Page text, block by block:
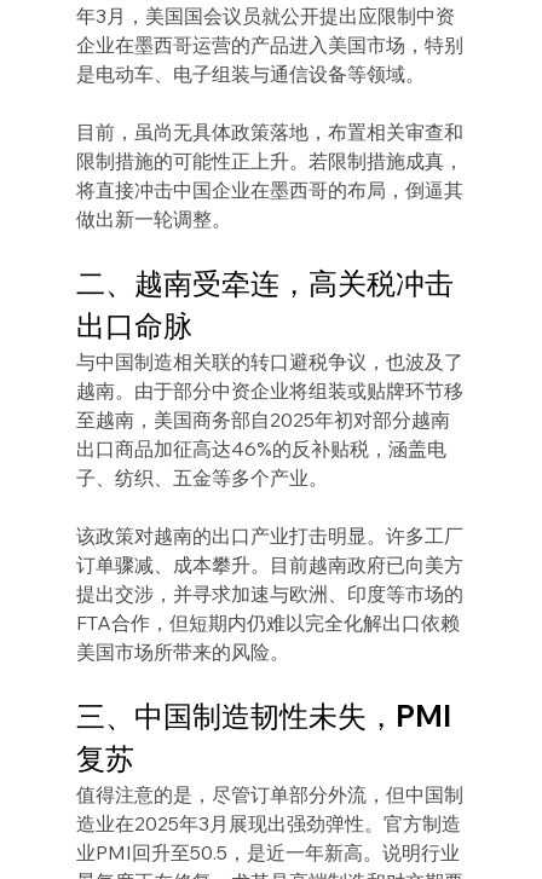
年3月，美国国会议员就公开提出应限制中资
企业在墨西哥运营的产品进入美国市场，特别
是电动车、电子组装与通信设备等领域。
目前，虽尚无具体政策落地，布置相关审查和
限制措施的可能性正上升。若限制措施成真，
将直接冲击中国企业在墨西哥的布局，倒逼其
做出新一轮调整。
二、越南受牵连，高关税冲击
出口命脉
与中国制造相关联的转口避税争议，也波及了
越南。由于部分中资企业将组装或贴牌环节移
至越南，美国商务部自2025年初对部分越南
出口商品加征高达46%的反补贴税，涵盖电
子、纺织、五金等多个产业。
该政策对越南的出口产业打击明显。许多工厂
订单骤减、成本攀升。目前越南政府已向美方
提出交涉，并寻求加速与欧洲、印度等市场的
FTA合作，但短期内仍难以完全化解出口依赖
美国市场所带来的风险。
三、中国制造韧性未失，PMI
复苏
值得注意的是，尽管订单部分外流，但中国制
造业在2025年3月展现出强劲弹性。官方制造
业PMI回升至50.5，是近一年新高。说明行业